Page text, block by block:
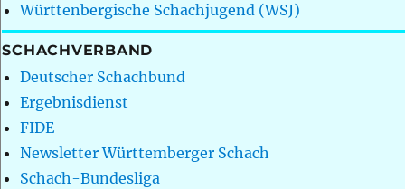
Württenbergische Schachjugend (WSJ)
SCHACHVERBAND
Deutscher Schachbund
Ergebnisdienst
FIDE
Newsletter Württemberger Schach
Schach-Bundesliga